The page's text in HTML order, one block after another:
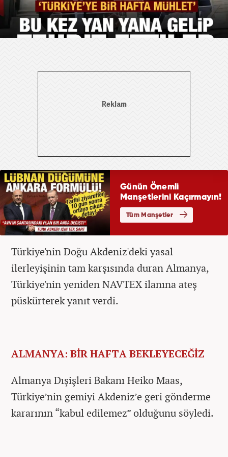
Türkiye'nin Doğu Akdeniz'deki yasal
ilerleyişinin tam karşısında duran Almanya,
Türkiye'nin yeniden NAVTEX ilanına ateş
püskürterek yanıt verdi.
ALMANYA: BİR HAFTA BEKLEYECEĞİZ
Almanya Dışişleri Bakanı Heiko Maas,
Türkiye’nin gemiyi Akdeniz’e geri gönderme
kararının “kabul edilemez” olduğunu söyledi.